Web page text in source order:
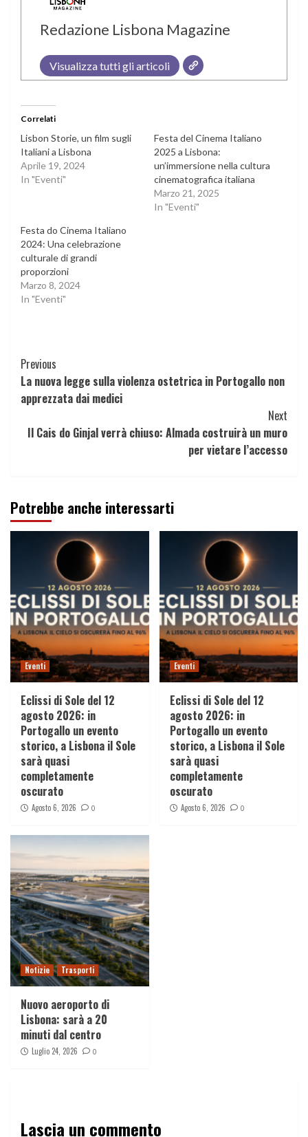
Redazione Lisbona Magazine
Visualizza tutti gli articoli
Correlati
Lisbon Storie, un film sugli
Italiani a Lisbona
Aprile 19, 2024
In "Eventi"
Festa del Cinema Italiano
2025 a Lisbona:
un’immersione nella cultura
cinematografica italiana
Marzo 21, 2025
In "Eventi"
Festa do Cinema Italiano
2024: Una celebrazione
culturale di grandi
proporzioni
Marzo 8, 2024
In "Eventi"
Continue
Reading
Previous
La nuova legge sulla violenza ostetrica in Portogallo non
apprezzata dai medici
Next
Il Cais do Ginjal verrà chiuso: Almada costruirà un muro
per vietare l’accesso
Potrebbe anche interessarti
Eventi
Eclissi di Sole del 12
agosto 2026: in
Portogallo un evento
storico, a Lisbona il Sole
sarà quasi
completamente
oscurato
Agosto 6, 2026 0
Eventi
Eclissi di Sole del 12
agosto 2026: in
Portogallo un evento
storico, a Lisbona il Sole
sarà quasi
completamente
oscurato
Agosto 6, 2026 0
Notizie Trasporti
Nuovo aeroporto di
Lisbona: sarà a 20
minuti dal centro
Luglio 24, 2026 0
Lascia un commento